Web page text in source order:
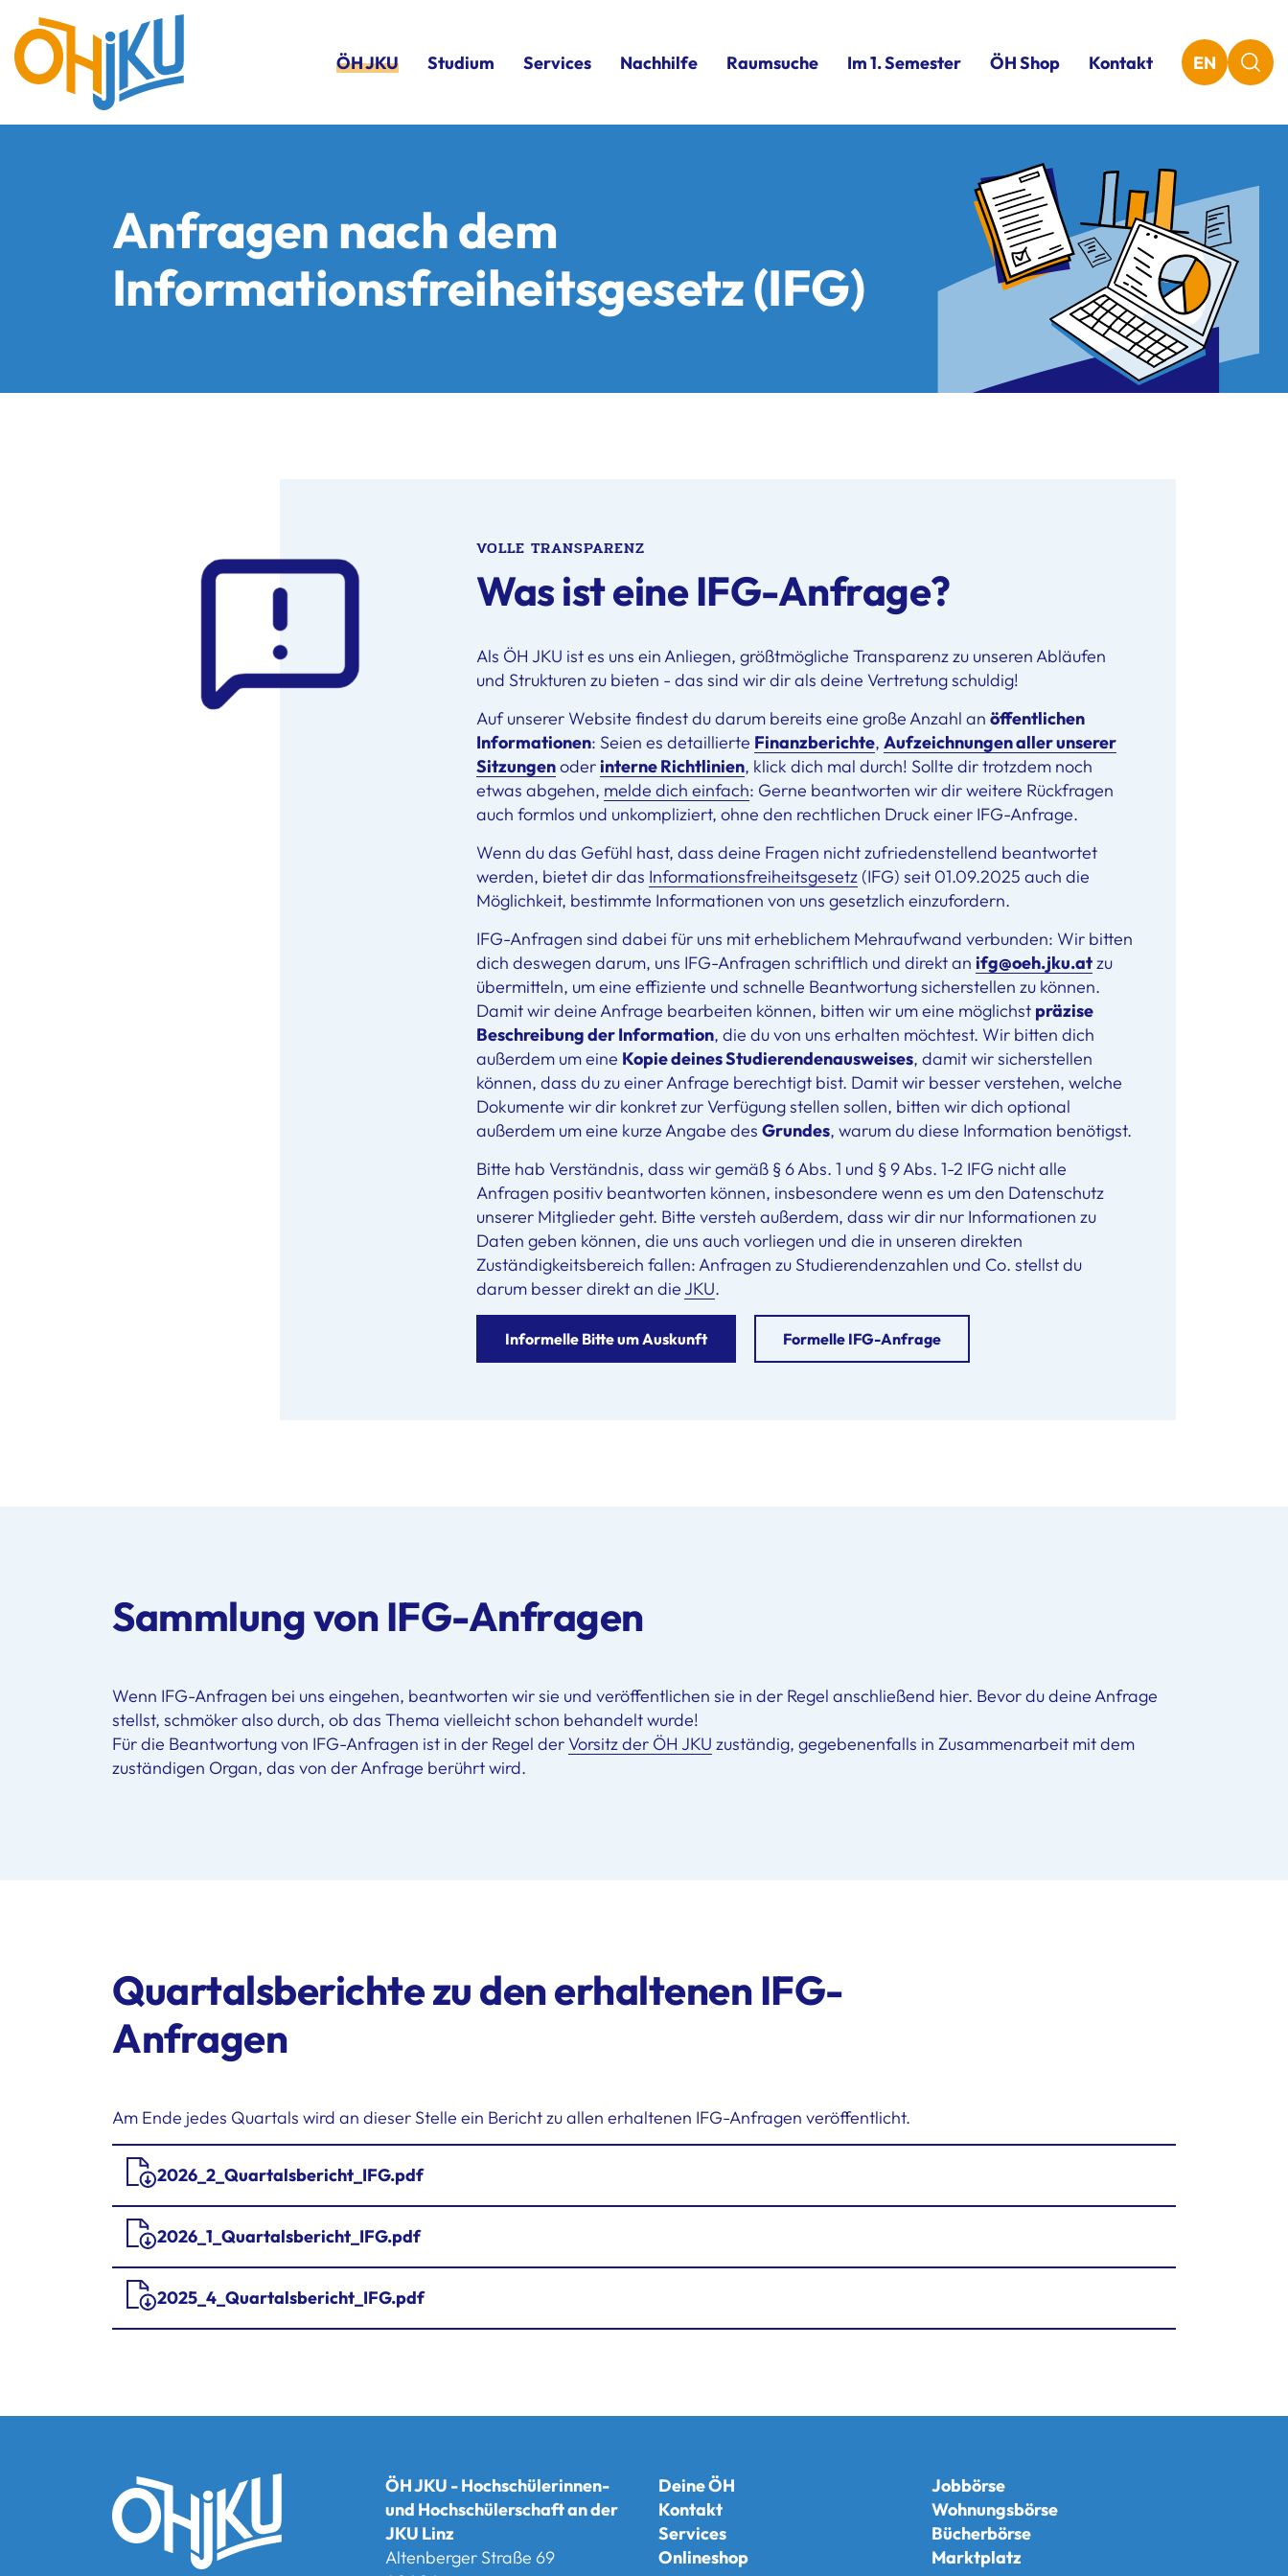
ÖH JKU Studium Services Nachhilfe Raumsuche Im 1. Semester ÖH Shop Kontakt EN
Anfragen nach dem
Informationsfreiheitsgesetz (IFG)
VOLLE TRANSPARENZ
Was ist eine IFG-Anfrage?
Als ÖH JKU ist es uns ein Anliegen, größtmögliche Transparenz zu unseren Abläufen
und Strukturen zu bieten - das sind wir dir als deine Vertretung schuldig!
Auf unserer Website findest du darum bereits eine große Anzahl an öffentlichen
Informationen: Seien es detaillierte Finanzberichte, Aufzeichnungen aller unserer
Sitzungenoder interne Richtlinien, klick dich mal durch! Sollte dir trotzdem noch
etwas abgehen, melde dich einfach: Gerne beantworten wir dir weitere Rückfragen
auch formlos und unkompliziert, ohne den rechtlichen Druck einer IFG-Anfrage.
Wenn du das Gefühl hast, dass deine Fragen nicht zufriedenstellend beantwortet
werden, bietet dir das Informationsfreiheitsgesetz (IFG) seit 01.09.2025 auch die
Möglichkeit, bestimmte Informationen von uns gesetzlich einzufordern.
IFG-Anfragen sind dabei für uns mit erheblichem Mehraufwand verbunden: Wir bitten
dich deswegen darum, uns IFG-Anfragen schriftlich und direkt an ifg@oeh.jku.at zu
übermitteln, um eine effiziente und schnelle Beantwortung sicherstellen zu können.
Damit wir deine Anfrage bearbeiten können, bitten wir um eine möglichst präzise
Beschreibung der Information, die du von uns erhalten möchtest. Wir bitten dich
außerdem um eine Kopie deines Studierendenausweises, damit wir sicherstellen
können, dass du zu einer Anfrage berechtigt bist. Damit wir besser verstehen, welche
Dokumente wir dir konkret zur Verfügung stellen sollen, bitten wir dich optional
außerdem um eine kurze Angabe des Grundes, warum du diese Information benötigst.
Bitte hab Verständnis, dass wir gemäß § 6 Abs. 1 und § 9 Abs. 1-2 IFG nicht alle
Anfragen positiv beantworten können, insbesondere wenn es um den Datenschutz
unserer Mitglieder geht. Bitte versteh außerdem, dass wir dir nur Informationen zu
Daten geben können, die uns auch vorliegen und die in unseren direkten
Zuständigkeitsbereich fallen: Anfragen zu Studierendenzahlen und Co. stellst du
darum besser direkt an dieJKU.
Informelle Bitte um Auskunft Formelle IFG-Anfrage
Sammlung von IFG-Anfragen
Wenn IFG-Anfragen bei uns eingehen, beantworten wir sie und veröffentlichen sie in der Regel anschließend hier. Bevor du deine Anfrage
stellst, schmöker also durch, ob das Thema vielleicht schon behandelt wurde!
Für die Beantwortung von IFG-Anfragen ist in der Regel der Vorsitz der ÖH JKU zuständig, gegebenenfalls in Zusammenarbeit mit dem
zuständigen Organ, das von der Anfrage berührt wird.
Quartalsberichte zu den erhaltenen IFG-
Anfragen
Am Ende jedes Quartals wird an dieser Stelle ein Bericht zu allen erhaltenen IFG-Anfragen veröffentlicht.
2026_2_Quartalsbericht_IFG.pdf
2026_1_Quartalsbericht_IFG.pdf
2025_4_Quartalsbericht_IFG.pdf
ÖH JKU - Hochschülerinnen-
und Hochschülerschaft an der
JKU Linz
Altenberger Straße 69
Deine ÖH
Kontakt
Services
Onlineshop
Jobbörse
Wohnungsbörse
Bücherbörse
Marktplatz